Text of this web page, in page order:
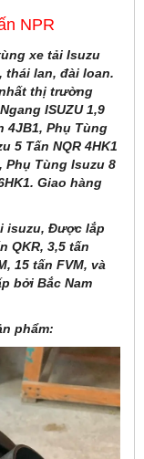
NPR
xe tải Isuzu
thái lan, đài loan.
thị trường
ISUZU 1,9
4JB1, Phụ Tùng
5 Tấn NQR 4HK1
Phụ Tùng Isuzu 8
Giao hàng
isuzu, Được lắp
QKR, 3,5 tấn
15 tấn FVM, và
bởi Bắc Nam
phẩm: